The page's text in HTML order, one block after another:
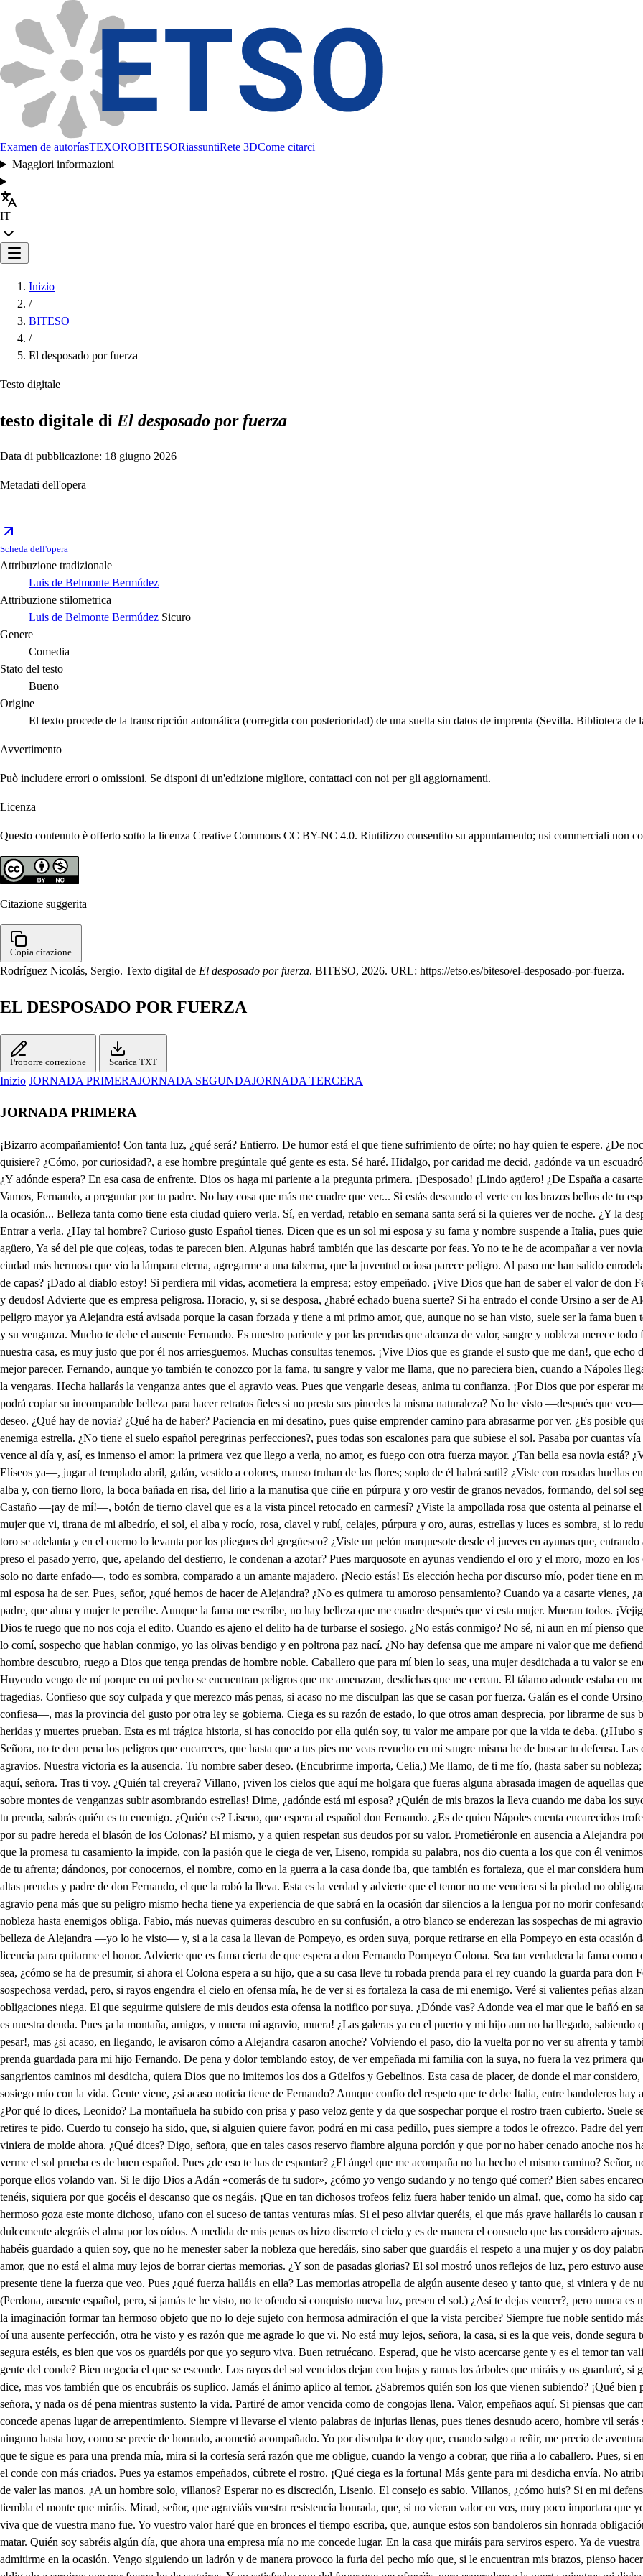
Examen de autoríasTEXOROBITESORiassuntiRete 3DCome citarci
Maggiori informazioni
IT
Inizio
/
BITESO
/
El desposado por fuerza
Testo digitale
testo digitale di El desposado por fuerza
Data di pubblicazione: 18 giugno 2026
Metadati dell'opera
Scheda dell'opera
Attribuzione tradizionale
Luis de Belmonte Bermúdez
Attribuzione stilometrica
Luis de Belmonte Bermúdez Sicuro
Genere
Comedia
Stato del testo
Bueno
Origine
El texto procede de la transcripción automática (corregida con posterioridad) de una suelta sin datos de imprenta (Sevilla. Biblioteca
Avvertimento
Può includere errori o omissioni. Se disponi di un'edizione migliore, contattaci con noi per gli aggiornamenti.
Licenza
Questo contenuto è offerto sotto la licenza Creative Commons CC BY-NC 4.0. Riutilizzo consentito su appuntamento; usi commerciali non
Citazione suggerita
Copia citazione
Rodríguez Nicolás, Sergio. Texto digital de El desposado por fuerza. BITESO, 2026. URL: https://etso.es/biteso/el-desposado-por-fuerza.
EL DESPOSADO POR FUERZA
Proporre correzione Scarica TXT
Inizio JORNADA PRIMERAJORNADA SEGUNDAJORNADA TERCERA
JORNADA PRIMERA
¡Bizarro acompañamiento! Con tanta luz, ¿qué será? Entierro. De humor está el que tiene sufrimiento de oírte; no hay quien te espere. ¿De noche entierro? Apurar, pues ¿no se puede enterrar un muerto cuando quisiere? ¿Cómo, por curiosidad?, a ese hombre pregúntale qué gente es esta. Sé haré. Hidalgo, por caridad me decid, ¿adónde va un escuadrón tan honrado y rico? Es un desposado a quien esperando está la boda. ¿Y adónde espera? En esa casa de enfrente. Dios os haga mi pariente a la pregunta primera. ¡Desposado! ¡Lindo agüero! ¿De España a casarte vienes? ¡Alegres señales tienes! Verte con tu esposa espero mañana. Vamos, Fernando, a preguntar por tu padre. No hay cosa que más me cuadre que ver... Si estás deseando el verte en los brazos bellos de tu esposa y has llegado a Nápoles, que has dudado el gozar por los cabellos la ocasión... Belleza tanta como tiene esta ciudad quiero verla. Sí, en verdad, retablo en semana santa será si la quieres ver de noche. ¿Y la desposada de ahora ha de estar tapada, Castaño? Pues ¿qué has de hacer? Entrar a verla. ¿Hay tal hombre? Curioso gusto Español tienes. Dicen que es un sol mi esposa y su fama y nombre suspende a Italia, pues quiero ver si es bella esta mujer y servirá entrarla a ver acreditar nuestro agüero, Ya sé del pie que cojeas, todas te parecen bien. Algunas habrá también que las descarte por feas. Yo no te he de acompañar a ver novias. Pues espera, que al punto salgo. Quisiera, ya que merecí llegar a la ciudad más hermosa que vio la lámpara eterna, agregarme a una taberna, que la juventud ociosa parece peligro. Al paso me han salido enrodelados unos pocos de embozados, mas ¿si estos fuesen acaso merchantes de capas? ¡Dado al diablo estoy! Si perdiera mil vidas, acometiera la empresa; estoy empeñado. ¡Vive Dios que han de saber el valor de don Fernando y que le están aguardando con hacienda y con mujer su padre y deudos! Advierte que es empresa peligrosa. Horacio, y, si se desposa, ¿habré echado buena suerte? Si ha entrado el conde Ursino a ser de Alejandra esposo, no es acometer furioso, el valor abre el camino. En el peligro mayor ya Alejandra está avisada porque la casan forzada y tiene a mi primo amor, que, aunque no se han visto, suele ser la fama buen tercero, robarla esta noche espero aunque Italia se desvele en mi agravio y su venganza. Mucho te debe el ausente Fernando. Es nuestro pariente y por las prendas que alcanza de valor, sangre y nobleza merece todo favor, que, pues nos presta el valor su padre, que es la cabeza de nuestra casa, es muy justo que por él nos arriesguemos. Muchas consultas tenemos. ¡Vive Dios que es grande el susto que me dan!, que echo de ver que atrás hay bultos feroces, aquí han de molerme a coces salvo mejor parecer. Fernando, aunque yo también te conozco por la fama, tu sangre y valor me llama, que no pareciera bien, cuando a Nápoles llegaras y entre tus deudos te vieras, que esta afrenta recibieras primero que la vengaras. Hecha hallarás la venganza antes que el agravio veas. Pues que vengarle deseas, anima tu confianza. ¡Por Dios que por esperar me he visto —en salud se cuente— a pique de delincuente! ¿Cómo se podrá copiar su incomparable belleza para hacer retratos fieles si no presta sus pinceles la misma naturaleza? No he visto —después que veo— tan hermosa admiración del sentido. En conclusión, refocilaste el deseo. ¿Qué hay de novia? ¿Qué ha de haber? Paciencia en mi desatino, pues quise emprender camino para abrasarme por ver. ¿Es posible que por vella a tal estado me trajo mi desdicha? Este es influjo de alguna enemiga estrella. ¿No tiene el suelo español peregrinas perfecciones?, pues todas son escalones para que subiese el sol. Pasaba por cuantas vía con una afición templada, mas esta hermosa casada turba al sol y vence al día y, así, es inmenso el amor: la primera vez que llego a verla, no amor, es fuego con otra fuerza mayor. ¿Tan bella esa novia está? ¿Viste, entre cándidas luces, en los campos andaluces —que fueron Elíseos ya—, jugar al templado abril, galán, vestido a colores, manso truhan de las flores; soplo de él habrá sutil? ¿Viste con rosadas huellas en carroza de rubíes sobre nubes carmesíes pasar abollando estrellas el alba y, con tierno lloro, la boca bañada en risa, del lirio a la manutisa que ciñe en púrpura y oro vestir de granos nevados, formando, del sol seguras, salvillas de perlas puras en las mesas de los prados? ¿Viste, Castaño —¡ay de mí!—, botón de tierno clavel que es a la vista pincel retocado en carmesí? ¿Viste la ampollada rosa que ostenta al peinarse el día blasones de Alejandría entre soberbia y hermosa? Pues con la mujer que vi, tirana de mi albedrío, el sol, el alba y rocío, rosa, clavel y rubí, celajes, púrpura y oro, auras, estrellas y luces es sombra, si lo reduces al imposible que adoro. ¿Viste un mozo a lo tudesco que hacia el toro se adelanta y en el cuerno lo levanta por los pliegues del gregüesco? ¿Viste un pelón marquesote desde el jueves en ayunas que, entrando a las aceitunas queda a pagar el escote? ¿Viste, queriendo enmendar un preso el pasado yerro, que, apelando del destierro, le condenan a azotar? Pues marquosote en ayunas vendiendo el oro y el moro, mozo en los cuernos del toro azotado y aceitunas —sin lo más que no refiero por solo no darte enfado—, todo es sombra, comparado a un amante majadero. ¡Necio estás! Es elección hecha por discurso mío, poder tiene en mi albedrío, suyos mis afectos son. Pluguiera a Dios y esta fuera la que mi esposa ha de ser. Pues, señor, ¿qué hemos de hacer de Alejandra? ¿No es quimera tu amoroso pensamiento? Cuando ya a casarte vienes, ¿ajena mujer previenes al turbado entendimiento? Preguntemos por tu padre, que alma y mujer te percibe. Aunque la fama me escribe, no hay belleza que me cuadre después que vi esta mujer. Mueran todos. ¡Vejigazo! Señor, ya ha llegado el plazo para enseñarme a correr, por un solo Dios te ruego que no nos coja el edito. Cuando es ajeno el delito ha de turbarse el sosiego. ¿No estás conmigo? No sé, ni aun en mí pienso que estoy. Rayo de sus vidas soy. Señor, en Adán pequé y, aunque yo no lo comí, sospecho que hablan conmigo, yo las olivas bendigo y en poltrona paz nací. ¿No hay defensa que me ampare ni valor que me defienda? Cielos, ¡socorredme ahora! De mujer son estas quejas, escucha. Un hombre descubro, ruego a Dios que tenga prendas de hombre noble. Caballero que para mí bien lo seas, una mujer desdichada a tu valor se encomienda si acaso ajenas desdichas mueven tu pecho a clemencia. Huyendo vengo de mí porque en mi pecho se encuentran peligros que me amenazan, desdichas que me cercan. El tálamo adonde estaba en monumento se trueca y las luces de mis bodas van descubriendo tragedias. Confieso que soy